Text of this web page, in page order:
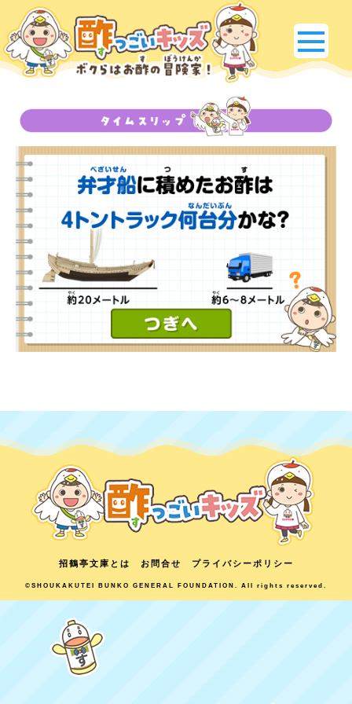
招鶴亭文庫とは お問合せ プライバシーポリシー
©SHOUKAKUTEI BUNKO GENERAL FOUNDATION. All rights reserved.